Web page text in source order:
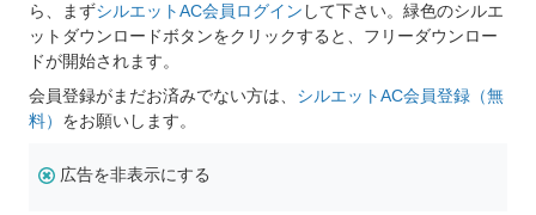
ら、まずシルエットAC会員ログイン して下さい。緑色のシルエ
ットダウンロードボタンをクリックすると、フリーダウンロー
ドが開始されます。
会員登録がまだお済みでない方は、 シルエットAC会員登録（無
料） をお願いします。
広告を非表示にする